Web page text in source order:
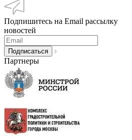
Подпишитесь на Email рассылку
новостей
Партнеры